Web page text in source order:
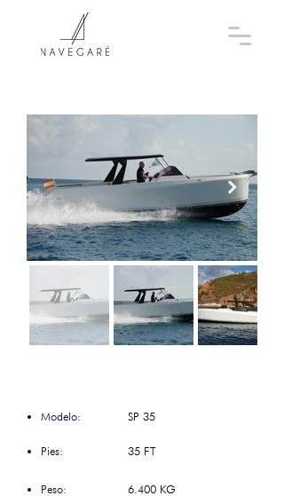
Modelo: SP 35
Pies: 35 FT
Peso: 6.400 KG